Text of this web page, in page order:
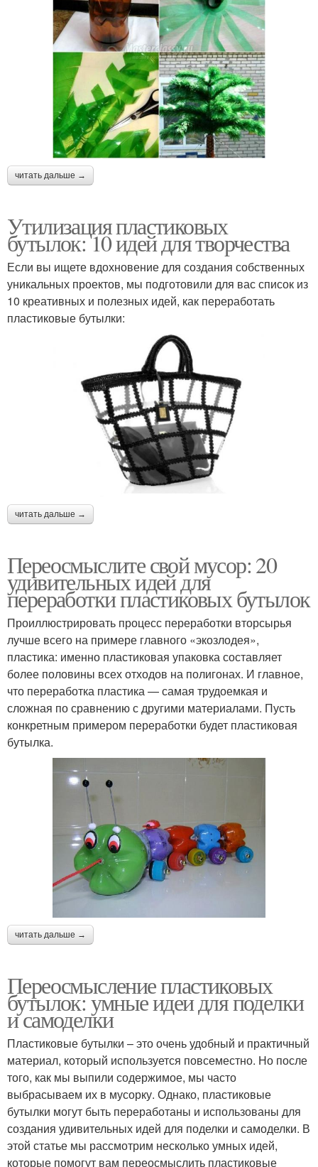
читать дальше →
Утилизация пластиковых
бутылок: 10 идей для творчества
Если вы ищете вдохновение для создания собственных
уникальных проектов, мы подготовили для вас список из
10 креативных и полезных идей, как переработать
пластиковые бутылки:
читать дальше →
Переосмыслите свой мусор: 20
удивительных идей для
переработки пластиковых бутылок
Проиллюстрировать процесс переработки вторсырья
лучше всего на примере главного «экозлодея»,
пластика: именно пластиковая упаковка составляет
более половины всех отходов на полигонах. И главное,
что переработка пластика — самая трудоемкая и
сложная по сравнению с другими материалами. Пусть
конкретным примером переработки будет пластиковая
бутылка.
читать дальше →
Переосмысление пластиковых
бутылок: умные идеи для поделки
и самоделки
Пластиковые бутылки – это очень удобный и практичный
материал, который используется повсеместно. Но после
того, как мы выпили содержимое, мы часто
выбрасываем их в мусорку. Однако, пластиковые
бутылки могут быть переработаны и использованы для
создания удивительных идей для поделки и самоделки. В
этой статье мы рассмотрим несколько умных идей,
которые помогут вам переосмыслить пластиковые